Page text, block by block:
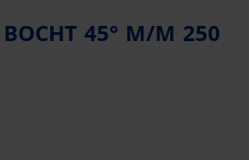
BOCHT 45° M/M 250